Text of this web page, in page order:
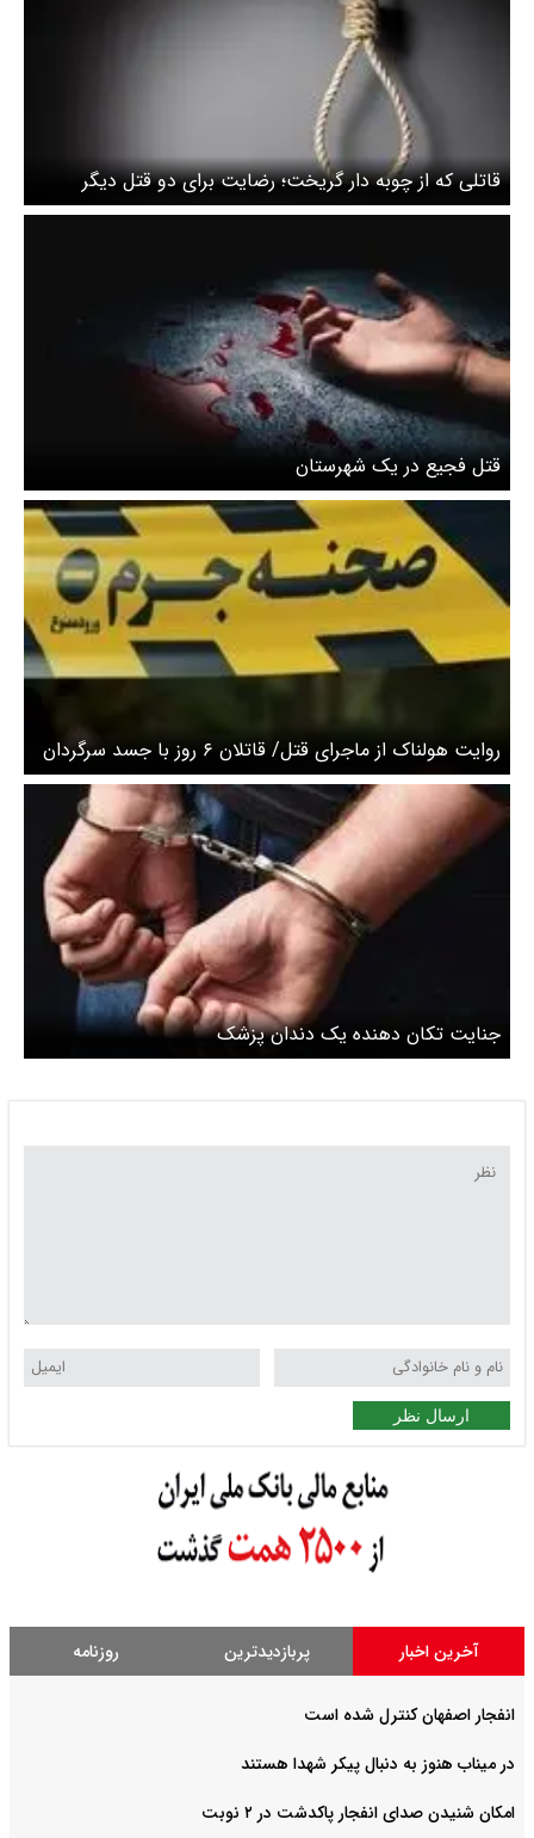
قاتلی که از چوبه دار گریخت؛ رضایت برای دو قتل دیگر
قتل فجیع در یک شهرستان
روایت هولناک از ماجرای قتل/ قاتلان ۶ روز با جسد سرگردان
بودند
جنایت تکان دهنده یک دندان پزشک
ارسال نظر
آخرین اخبار پربازدیدترین روزنامه
انفجار اصفهان کنترل شده است
در میناب هنوز به دنبال پیکر شهدا هستند
امکان شنیدن صدای انفجار پاکدشت در ۲ نوبت